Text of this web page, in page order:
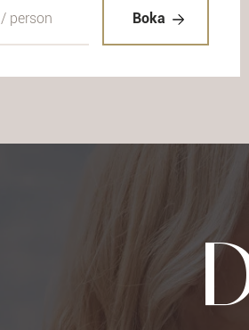
/ person Boka